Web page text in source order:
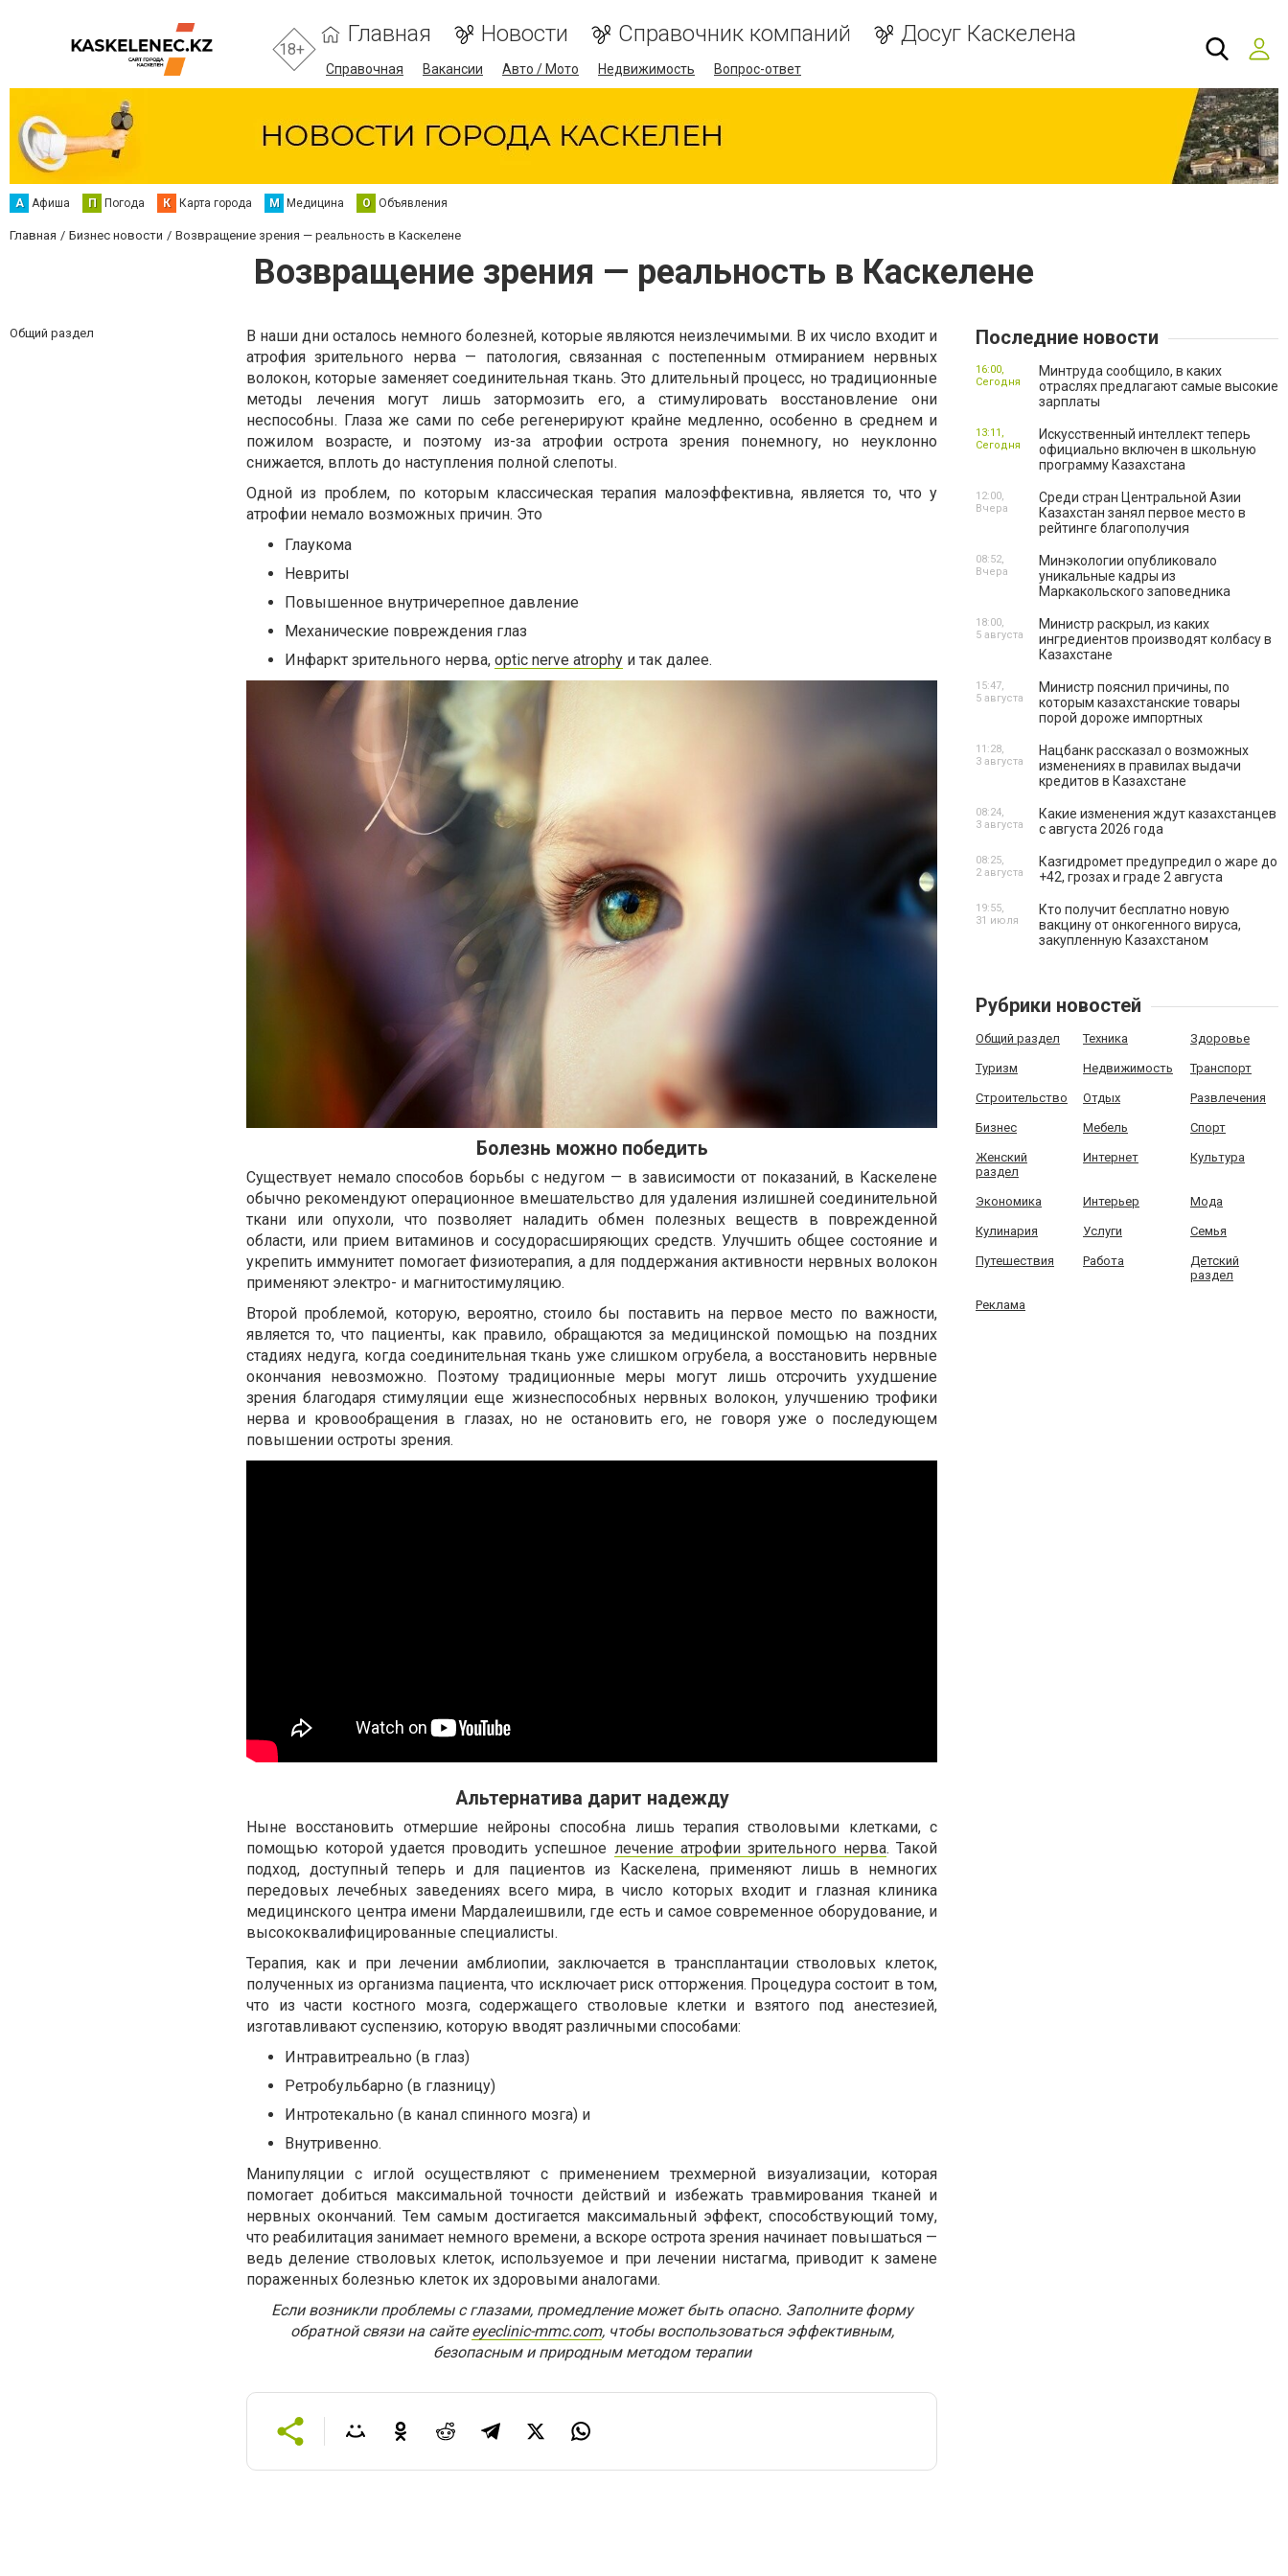
18+
Главная Новости Справочник компаний Досуг Каскелена
Справочная Вакансии Авто / Мото Недвижимость Вопрос-ответ
А Афиша П Погода К Карта города М Медицина О Объявления
Главная Бизнес новости Возвращение зрения — реальность в Каскелене
Возвращение зрения — реальность в Каскелене
Общий раздел
В наши дни осталось немного болезней, которые являются неизлечимыми. В их число входит и
атрофия зрительного нерва — патология, связанная с постепенным отмиранием нервных
волокон, которые заменяет соединительная ткань. Это длительный процесс, но традиционные
методы лечения могут лишь затормозить его, а стимулировать восстановление они
неспособны. Глаза же сами по себе регенерируют крайне медленно, особенно в среднем и
пожилом возрасте, и поэтому из-за атрофии острота зрения понемногу, но неуклонно
снижается, вплоть до наступления полной слепоты.
Одной из проблем, по которым классическая терапия малоэффективна, является то, что у
атрофии немало возможных причин. Это
Глаукома
Невриты
Повышенное внутричерепное давление
Механические повреждения глаз
Инфаркт зрительного нерва, optic nerve atrophy и так далее.
Болезнь можно победить
Существует немало способов борьбы с недугом — в зависимости от показаний, в Каскелене
обычно рекомендуют операционное вмешательство для удаления излишней соединительной
ткани или опухоли, что позволяет наладить обмен полезных веществ в поврежденной
области, или прием витаминов и сосудорасширяющих средств. Улучшить общее состояние и
укрепить иммунитет помогает физиотерапия, а для поддержания активности нервных волокон
применяют электро- и магнитостимуляцию.
Второй проблемой, которую, вероятно, стоило бы поставить на первое место по важности,
является то, что пациенты, как правило, обращаются за медицинской помощью на поздних
стадиях недуга, когда соединительная ткань уже слишком огрубела, а восстановить нервные
окончания невозможно. Поэтому традиционные меры могут лишь отсрочить ухудшение
зрения благодаря стимуляции еще жизнеспособных нервных волокон, улучшению трофики
нерва и кровообращения в глазах, но не остановить его, не говоря уже о последующем
повышении остроты зрения.
Альтернатива дарит надежду
Ныне восстановить отмершие нейроны способна лишь терапия стволовыми клетками, с
помощью которой удается проводить успешное лечение атрофии зрительного нерва. Такой
подход, доступный теперь и для пациентов из Каскелена, применяют лишь в немногих
передовых лечебных заведениях всего мира, в число которых входит и глазная клиника
медицинского центра имени Мардалеишвили, где есть и самое современное оборудование, и
высококвалифицированные специалисты.
Терапия, как и при лечении амблиопии, заключается в трансплантации стволовых клеток,
полученных из организма пациента, что исключает риск отторжения. Процедура состоит в том,
что из части костного мозга, содержащего стволовые клетки и взятого под анестезией,
изготавливают суспензию, которую вводят различными способами:
Интравитреально (в глаз)
Ретробульбарно (в глазницу)
Интротекально (в канал спинного мозга) и
Внутривенно.
Манипуляции с иглой осуществляют с применением трехмерной визуализации, которая
помогает добиться максимальной точности действий и избежать травмирования тканей и
нервных окончаний. Тем самым достигается максимальный эффект, способствующий тому,
что реабилитация занимает немного времени, а вскоре острота зрения начинает повышаться —
ведь деление стволовых клеток, используемое и при лечении нистагма, приводит к замене
пораженных болезнью клеток их здоровыми аналогами.
Если возникли проблемы с глазами, промедление может быть опасно. Заполните форму
обратной связи на сайтеeyeclinic-mmc.com, чтобы воспользоваться эффективным,
безопасным и природным методом терапии
Последние новости
Минтруда сообщило, в каких
отраслях предлагают самые высокие
зарплаты
16:00,
Сегодня
Искусственный интеллект теперь
официально включен в школьную
программу Казахстана
13:11,
Сегодня
Среди стран Центральной Азии
Казахстан занял первое место в
рейтинге благополучия
12:00,
Вчера
Минэкологии опубликовало
уникальные кадры из
Маркакольского заповедника
08:52,
Вчера
Министр раскрыл, из каких
ингредиентов производят колбасу в
Казахстане
18:00,
5 августа
Министр пояснил причины, по
которым казахстанские товары
порой дороже импортных
15:47,
5 августа
Нацбанк рассказал о возможных
изменениях в правилах выдачи
кредитов в Казахстане
11:28,
3 августа
Какие изменения ждут казахстанцев
с августа 2026 года
08:24,
3 августа
Казгидромет предупредил о жаре до
+42, грозах и граде 2 августа
08:25,
2 августа
Кто получит бесплатно новую
вакцину от онкогенного вируса,
закупленную Казахстаном
19:55,
31 июля
Рубрики новостей
Общий раздел Техника Здоровье
Туризм Недвижимость Транспорт
Строительство Отдых Развлечения
Бизнес Мебель Спорт
Женский
раздел
Интернет Культура
Экономика Интерьер Мода
Кулинария Услуги Семья
Путешествия Работа
Детский
раздел
Реклама